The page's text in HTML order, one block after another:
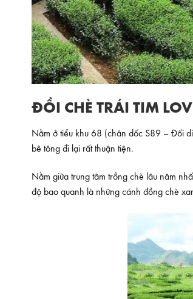
ĐỒI CHÈ TRÁI TIM
Nằm ở tiểu khu 68 (chân dốc S89 – Đối
bê tông đi lại rất thuận tiện.
Nằm giữa trung tâm trồng chè lâu năm
độ bao quanh là những cánh đồng chè